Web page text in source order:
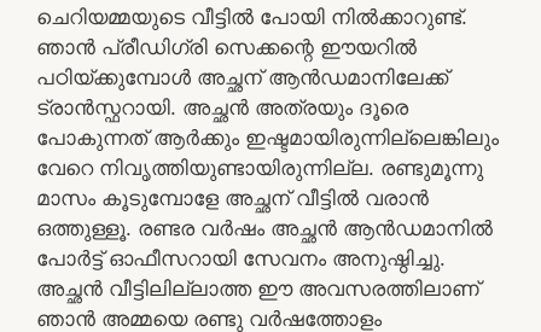
ചെറിയമ്മയുടെ വീട്ടിൽ പോയി നിൽക്കാറുണ്ട്.
ഞാൻ പ്രീഡിഗ്രി സെക്കന്റെ ഈയറിൽ
പഠിയ്ക്കുമ്പോൾ അച്ഛന് ആൻഡമാനിലേക്ക്
ട്രാൻസ്ഫറായി. അച്ഛൻ അത്രയും ദൂരെ
പോകുന്നത് ആർക്കും ഇഷ്ടമായിരുന്നില്ലെങ്കിലും
വേറെ നിവൃത്തിയുണ്ടായിരുന്നില്ല. രണ്ടുമൂന്നു
മാസം കൂടുമ്പോളേ അച്ഛന് വീട്ടിൽ വരാൻ
ഒത്തുള്ളൂ. രണ്ടര വർഷം അച്ഛൻ ആൻഡമാനിൽ
പോർട്ട് ഓഫീസറായി സേവനം അനുഷ്ഠിച്ചു.
അച്ഛൻ വീട്ടിലില്ലാത്ത ഈ അവസരത്തിലാണ്
ഞാൻ അമ്മയെ രണ്ടു വർഷത്തോളം